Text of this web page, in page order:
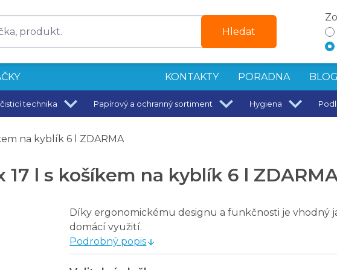
Hledat
KONTAKTY PORADNA BLOG
technika Papírový a ochranný sortiment Hygiena
na kyblík 6 l ZDARMA
l s košíkem na kyblík 6 l
Díky ergonomickému designu a funkčnosti je vhodný
domácí využití.
Podrobný popis